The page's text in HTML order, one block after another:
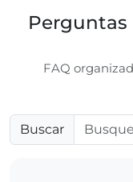
FAQ
Buscar